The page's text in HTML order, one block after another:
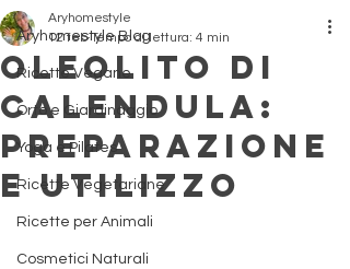
Aryhomestyle Blog
Ricette Vegane
Orto e Giardinaggio
Yoga e Pilates
Ricette Vegetariane
Ricette per Animali
Cosmetici Naturali
Oleolito di
Calendula:
preparazione
e utilizzo
Aryhomestyle
12 feb Tempo di lettura: 4 min